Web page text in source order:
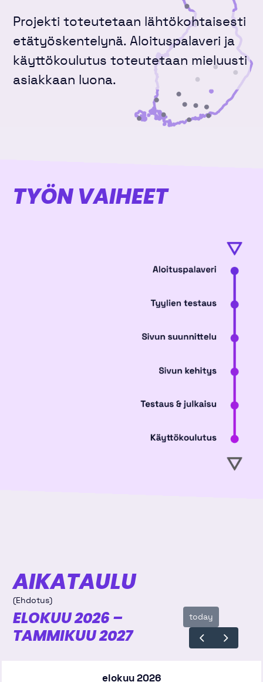
Projekti toteutetaan lähtökohtaisesti
etätyöskentelynä. Aloituspalaveri ja
käyttökoulutus toteutetaan mieluusti
asiakkaan luona.
TYÖN VAIHEET
AIKATAULU
(Ehdotus)
ELOKUU 2026 –
TAMMIKUU 2027
today
elokuu 2026